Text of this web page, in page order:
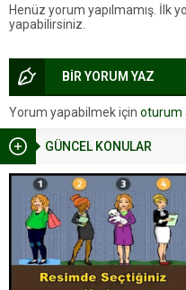
GÜNCEL KONULAR
Henüz yorum yapılmamış. İlk
yapabilirsiniz.
BİR YORUM YAZ
Yorum yapabilmek için oturum